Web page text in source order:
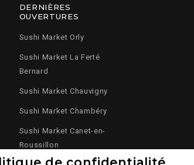
DERNIÈRES
OUVERTURES
Sushi Market Orly
Sushi Market La Ferté
Bernard
Sushi Market Chauvigny
Sushi Market Chambéry
Sushi Market Canet-en-
Roussillon